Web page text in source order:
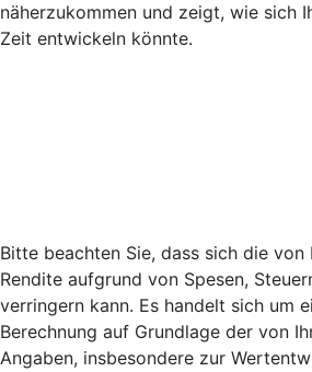
näherzukommen und zeigt, wie sich
Zeit entwickeln könnte.
Bitte beachten Sie, dass sich die von
Rendite aufgrund von Spesen,
verringern kann. Es handelt sich um
Berechnung auf Grundlage der von
Angaben, insbesondere zur